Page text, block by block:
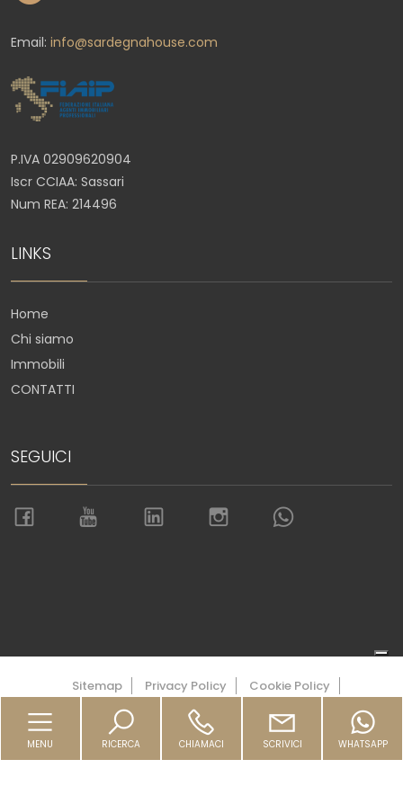
Email: info@sardegnahouse.com
P.IVA 02909620904
Iscr CCIAA: Sassari
Num REA: 214496
LINKS
Home
Chi siamo
Immobili
CONTATTI
SEGUICI
Sitemap Privacy Policy
Cookie Policy
Gestim
MENU RICERCA CHIAMACI SCRIVICI WHATSAPP